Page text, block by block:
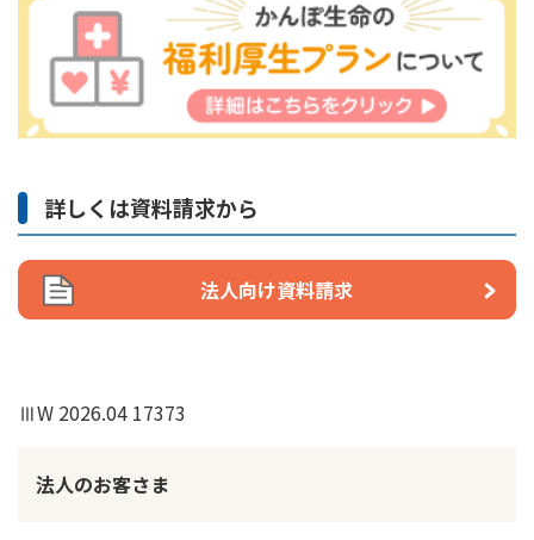
詳しくは資料請求から
法人向け資料請求
ⅢW 2026.04 17373
法人のお客さま